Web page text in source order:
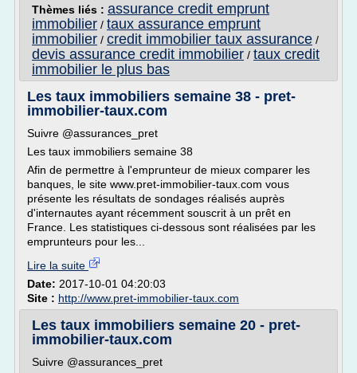
Thèmes liés : assurance credit emprunt
immobilier / taux assurance emprunt
immobilier / credit immobilier taux assurance /
devis assurance credit immobilier / taux credit
immobilier le plus bas
Les taux immobiliers semaine 38 - pret-
immobilier-taux.com
Suivre @assurances_pret
Les taux immobiliers semaine 38
Afin de permettre à l'emprunteur de mieux comparer les
banques, le site www.pret-immobilier-taux.com vous
présente les résultats de sondages réalisés auprès
d'internautes ayant récemment souscrit à un prêt en
France. Les statistiques ci-dessous sont réalisées par les
emprunteurs pour les...
Lire la suite
Date: 2017-10-01 04:20:03
Site : http://www.pret-immobilier-taux.com
Les taux immobiliers semaine 20 - pret-
immobilier-taux.com
Suivre @assurances_pret